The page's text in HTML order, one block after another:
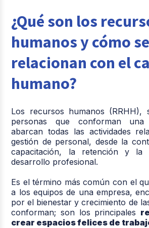
¿Qué son los
humanos y cómo se
relacionan con el
humano?
Los recursos humanos (RRHH),
personas que conforman una
abarcan todas las actividades
gestión de personal, desde la
capacitación, la retención y la
desarrollo profesional.
Es el término más común con el
a los equipos de una empresa,
por el bienestar y crecimiento de
conforman; son los principales
crear espacios felices de